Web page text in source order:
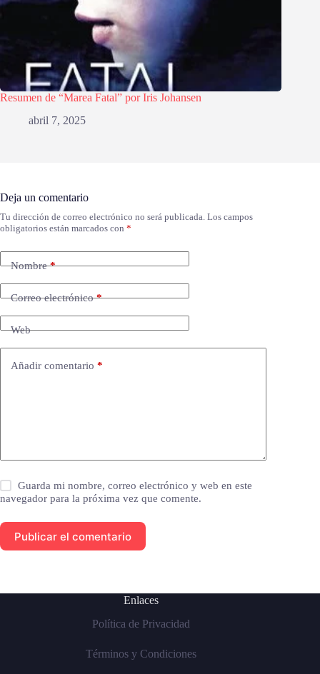
Resumen de “Marea Fatal” por Iris Johansen
abril 7, 2025
Deja un comentario
Tu dirección de correo electrónico no será publicada. Los campos
obligatorios están marcados con *
Nombre*
Correo electrónico*
Web
Añadir comentario *
Guarda mi nombre, correo electrónico y web en este
navegador para la próxima vez que comente.
Publicar el comentario
Enlaces
Política de Privacidad
Términos y Condiciones